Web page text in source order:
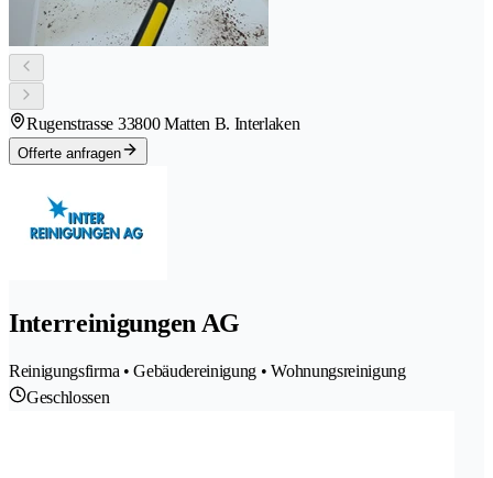
Rugenstrasse 33800 Matten B. Interlaken
Offerte anfragen
Interreinigungen AG
Reinigungsfirma • Gebäudereinigung • Wohnungsreinigung
Geschlossen